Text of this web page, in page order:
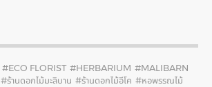
#ECO FLORIST #HERBARIUM #MALIBARN
#ร้านดอกไม้มะลิบาน #ร้านดอกไม้อีโค #หอพรรณไม้